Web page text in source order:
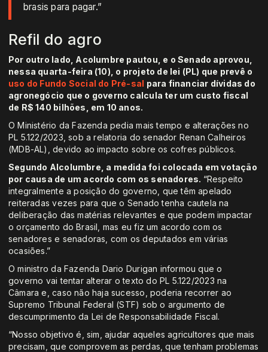
brasis para pagar.”
Refil do agro
Por outro lado, Acolumbre pautou, e o Senado aprovou,
nessa quarta-feira (10), o projeto de lei (PL) que prevê o
uso do Fundo Social do Pré-sal para financiar dívidas do
agronegócio que o governo calcula ter um custo fiscal
de R$ 140 bilhões, em 10 anos.
O Ministério da Fazenda pedia mais tempo e alterações no
PL 5.122/2023, sob a relatoria do senador Renan Calheiros
(MDB-AL), devido ao impacto sobre os cofres públicos.
Segundo Alcolumbre, a medida foi colocada em votação
por causa de um acordo com os senadores. “Respeito
integralmente a posição do governo, que têm apelado
reiteradas vezes para que o Senado tenha cautela na
deliberação das matérias relevantes e que podem impactar
o orçamento do Brasil, mas eu fiz um acordo com os
senadores e senadoras, com os deputados em várias
ocasiões.”
O ministro da Fazenda Dario Durigan informou que o
governo vai tentar alterar o texto do PL 5.122/2023 na
Câmara e, caso não haja sucesso, poderia recorrer ao
Supremo Tribunal Federal (STF) sob o argumento de
descumprimento da Lei de Responsabilidade Fiscal.
“Nosso objetivo é, sim, ajudar aqueles agricultores que mais
precisam, que comprovem as perdas, que tenham problemas